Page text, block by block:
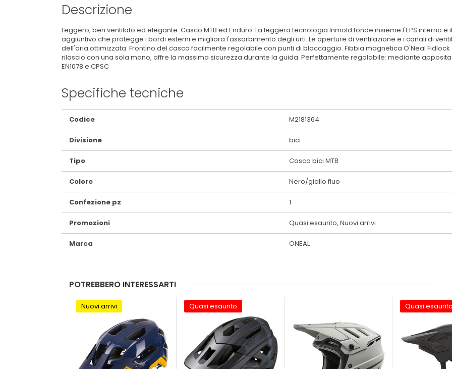
Descrizione
Leggero, ben ventilato ed elegante. Casco MTB ed Enduro. La leggera tecnologia Inmold fonde insieme l'EPS interno
aggiuntivo che protegge i bordi esterni e migliora l'assorbimento degli urti. Le aperture di ventilazione e i canali di
dell'aria ottimizzata. Frontino del casco facilmente regolabile con punti di bloccaggio. Fibbia magnetica O'Neal
rilascio con una sola mano, offre la massima sicurezza durante la guida. Perfettamente regolabile: mediante
EN1078 e CPSC
Specifiche tecniche
Maggiori
Informazioni
Codice M2181364
Divisione bici
Tipo Casco bici MTB
Colore Nero/giallo fluo
Confezione pz 1
Promozioni Quasi esaurito, Nuovi arrivi
Marca ONEAL
POTREBBERO INTERESSARTI
Nuovi arrivi Quasi esaurito Quasi esaurito